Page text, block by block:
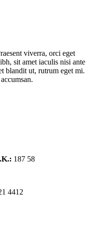
viverra, orci eget
sit amet iaculis nisi ante
blandit ut, rutrum eget mi.
187 58
4412